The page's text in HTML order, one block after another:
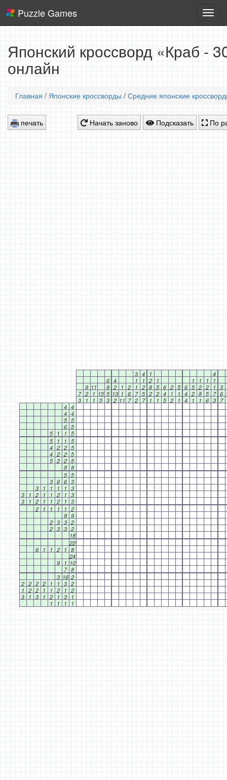
игры
Puzzle Games
Японский кроссворд «Краб -
онлайн
Главная / Японские кроссворды / Средние японские
печать Начать заново Подсказать По
3 4 1
4
6 4 1 1 2 1 1 1 1
1
9 11 9 2 1 2 1 2 8 5 6 2 5 6 5 2 2 1 3
7 2 1 15 5 13 1 6 7 5 2 2 4 1 1 4 2 8 5 7 6
3
1 1 5 3 2 11 7 2 7 1 1 5 2 1 4 1 1 6 3 7
4 4
4 4
5 5
6 5
5
1 1 5
5
1 1 5
4 2 2 5
4 2 2 5
5 2 2 5
8 8
5 5
3 6 6 3
3
1 1 1 1 3
3
1 2 1 1 2 1 3
3
1 2 1 1 2 1 3
2
1 1 1 1 2
9 9
2 3 3 2
2 3 3 2
18
22
6
1 1 2 1 8
24
9
1 10
7 8
3 16 2
2 2 2 2 1 1 3 2
1 2 2 1 1 2 1 2
3
1 3 1 2 1 3
1
1
1 1 1